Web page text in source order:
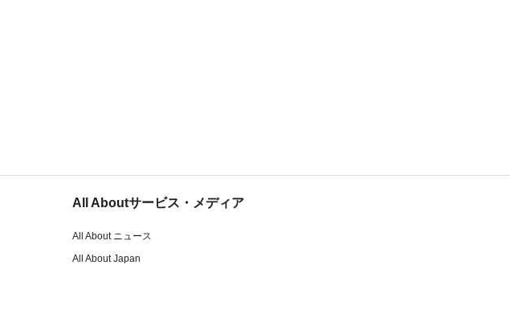
All Aboutサービス・メディア
All About ニュース
All About Japan